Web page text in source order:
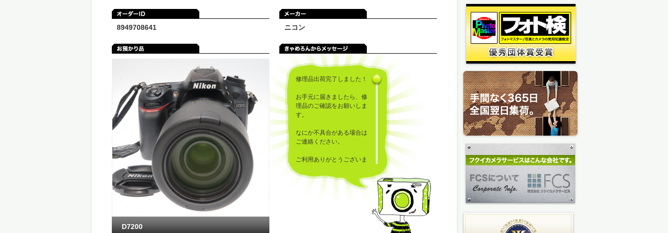
8949708641 ニコン
修理品出荷完了しました！
お手元に届きましたら、修
理品のご確認をお願いしま
す。
なにか不具合がある場合は
ご連絡ください。
ご利用ありがとうございま
D7200